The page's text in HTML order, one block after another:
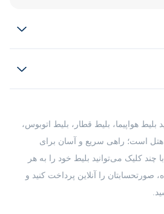
فرصت‌های شغلی
بلیط هواپیما، بلیط قطار، بلیط اتوبوس،
هتل است؛ راهی سریع و آسان برای
چند کلیک می‌توانید بلیط خود را به هر
صورتحسابتان را آنلاین پرداخت کنید و